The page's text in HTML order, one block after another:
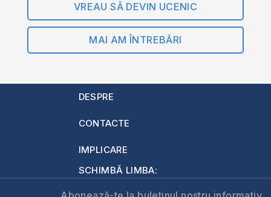
VREAU SĂ DEVIN UCENIC
MAI AM ÎNTREBĂRI
DESPRE
CONTACTE
IMPLICARE
SCHIMBĂ LIMBA: